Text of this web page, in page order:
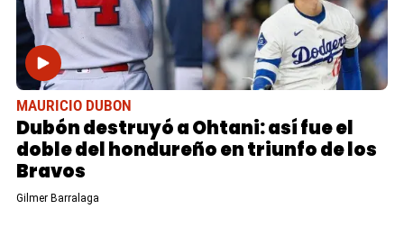
MAURICIO DUBON
Dubón destruyó a Ohtani: así fue el
doble del hondureño en triunfo de los
Bravos
Gilmer Barralaga